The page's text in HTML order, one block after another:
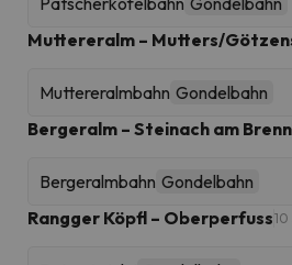
Muttereralm – Mutters/
Muttereralmbahn Gondelbahn
Bergeralm – Steinach am
Bergeralmbahn Gondelbahn
Rangger Köpfl – Oberperfuss